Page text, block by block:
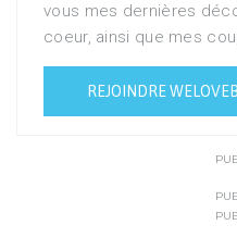
vous mes dernières
coeur, ainsi que mes
REJOINDRE